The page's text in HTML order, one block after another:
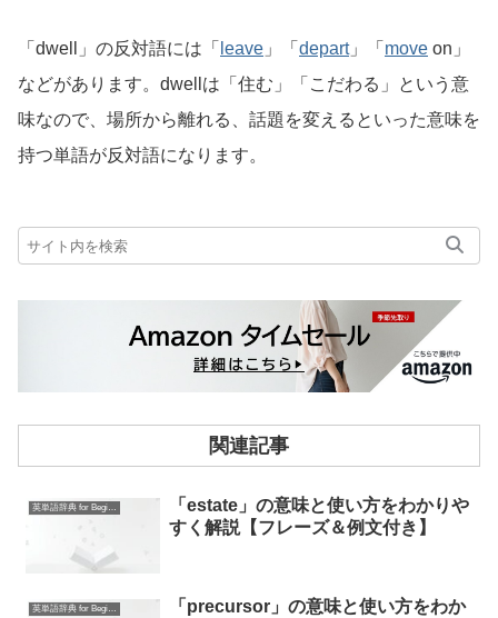
「dwell」の反対語には「 leave 」「 depart」「 move on」
などがあります。dwellは「住む」「こだわる」という意
味なので、場所から離れる、話題を変えるといった意味を
持つ単語が反対語になります。
関連記事
英単語辞典 for Beginners
「estate」の意味と使い方をわかりや
すく解説【フレーズ＆例文付き】
英単語辞典 for Beginners
「precursor」の意味と使い方をわか